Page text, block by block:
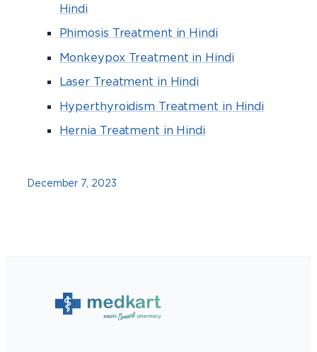
Hindi
Phimosis Treatment in Hindi
Monkeypox Treatment in Hindi
Laser Treatment in Hindi
Hyperthyroidism Treatment in Hindi
Hernia Treatment in Hindi
December 7, 2023